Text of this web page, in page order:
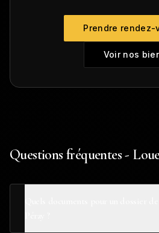
Prendre rendez-
Voir nos
Questions fréquentes -